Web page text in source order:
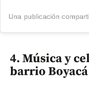
4. Música y
barrio Boyacá